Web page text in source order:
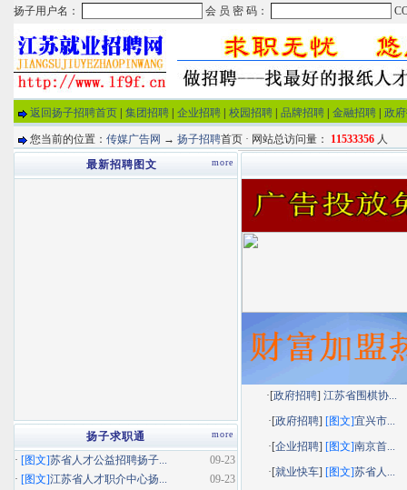
返回扬子招聘首页 集团招聘 企业招聘 校园招聘 品牌招聘 金融招聘 政
您当前的位置： 传媒广告网 → 扬子招聘首页 · 网站总访问量： 11533356 人
·[政府招聘]江苏省围棋协...
·[政府招聘] [图文]宜兴市...
·[企业招聘] [图文]南京首...
·[就业快车] [图文]苏省人...
more
最新招聘图文
more
扬子求职通
09-23
· [图文]苏省人才公益招聘扬子...
09-23
· [图文]江苏省人才职介中心扬...